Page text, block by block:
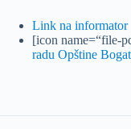
Link na informator
[icon name=“file-
radu Opštine